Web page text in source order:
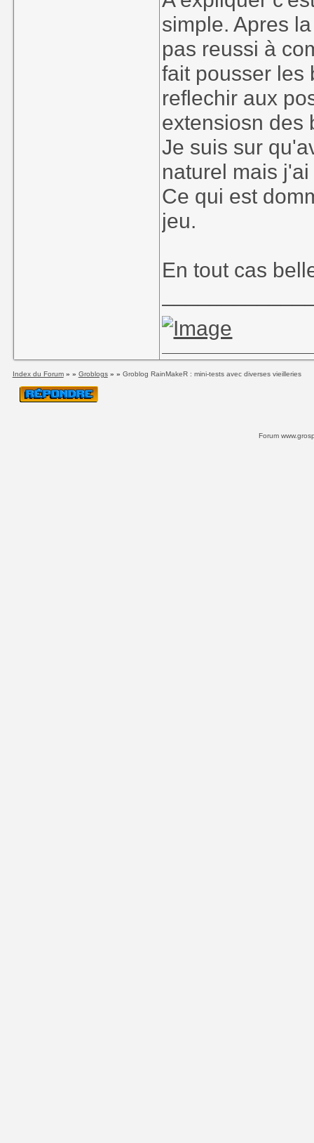
simple. Apres
pas reussi à
fait pousser les
reflechir aux
extensiosn des
Je suis sur
naturel mais
Ce qui est
jeu.
En tout cas
Index du Forum» » Groblogs» » Groblog RainMakeR : mini-tests avec diverses vieilleries
Forum